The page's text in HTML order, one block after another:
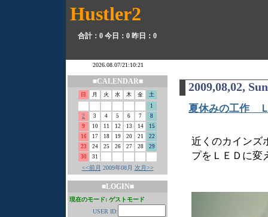
Hustler2
合計：0 今日：0 昨日：0
■CALENDAR■
日 月 火 水 木 金
土
1
2
3 4 5 6 7
8
9
10 11 12 13 14
15
16
17 18 19 20 21
22
23
24 25 26 27 28
29
30
31
<<前月 2009年08月 次月>>
■LOGIN■
現在のモード: ゲストモード
USER ID:
2009,08,02,
夏休みの工作
近くのカインズ
プをＬＥＤに変